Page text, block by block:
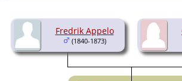
Fredrik Appelo
(1840-1873)